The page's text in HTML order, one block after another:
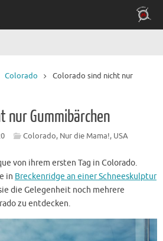
Colorado
Colorado sind nicht nur
nur Gummibärchen
Colorado, Nur die Mama!, USA
von ihrem ersten Tag in Colorado.
in Breckenridge an einer Schneeskulptur
die Gelegenheit noch mehrere
zu entdecken.